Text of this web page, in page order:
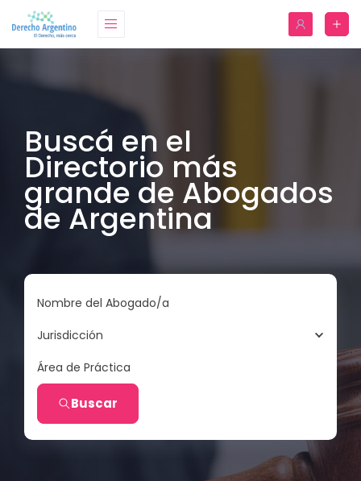
Buscá en el
Directorio más
grande de Abogados
de Argentina
Nombre del Abogado/a
Jurisdicción
Área de Práctica
Buscar